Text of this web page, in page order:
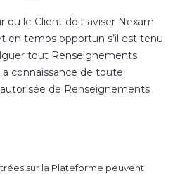
ou le Client doit aviser Nexam
en temps opportun s’il est tenu
tout Renseignements
connaissance de toute
de Renseignements
sur la Plateforme peuvent